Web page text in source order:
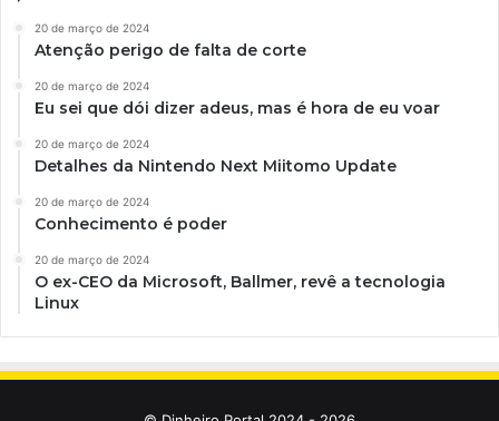
20 de março de 2024
Atenção perigo de falta de corte
20 de março de 2024
Eu sei que dói dizer adeus, mas é hora de eu voar
20 de março de 2024
Detalhes da Nintendo Next Miitomo Update
20 de março de 2024
Conhecimento é poder
20 de março de 2024
O ex-CEO da Microsoft, Ballmer, revê a tecnologia
Linux